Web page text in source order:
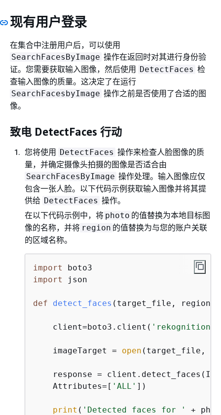
现有用户登录
在集合中注册用户后，可以使用
SearchFacesByImage 操作在返回时对其进行身份验
证。您需要获取输入图像，然后使用 DetectFaces 检
查输入图像的质量。这决定了在运行
SearchFacesbyImage 操作之前是否使用了合适的图
像。
致电 DetectFaces 行动
您将使用 DetectFaces 操作来检查人脸图像的质
量，并确定摄像头拍摄的图像是否适合由
SearchFacesByImage 操作处理。输入图像应仅
包含一张人脸。以下代码示例获取输入图像并将其提
供给 DetectFaces 操作。
在以下代码示例中，将 photo 的值替换为本地目标图
像的名称，并将 region 的值替换为与您的账户关联
的区域名称。
import
import
json
def detect_faces ( target_file, region
    client=boto3.client(
'rekognition'
    imageTarget =
open (target_file,
response =
    Attributes=[
'ALL' ])
print ( 'Detected faces for '
+